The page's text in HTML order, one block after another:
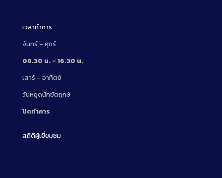
เวลาทำการ
จันทร์ – ศุกร์
08.30 น. – 16.30 น.
เสาร์ – อาทิตย์
วันหยุดนักขัตฤกษ์
ปิดทำการ
สถิติผู้เยี่ยมชม